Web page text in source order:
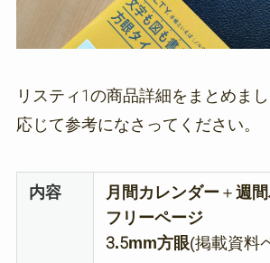
リスティ1の商品詳細をまとめま
応じて参考になさってください。
内容 月間カレンダー ＋週
フリーページ
3.5mm方眼(掲載資料